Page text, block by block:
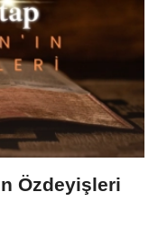
Özdeyişleri